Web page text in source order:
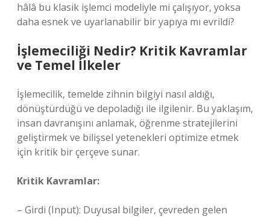
hâlâ bu klasik işlemci modeliyle mi çalışıyor, yoksa
daha esnek ve uyarlanabilir bir yapıya mı evrildi?
İşlemeciliği Nedir? Kritik Kavramlar
ve Temel İlkeler
İşlemecilik, temelde zihnin bilgiyi nasıl aldığı,
dönüştürdüğü ve depoladığı ile ilgilenir. Bu yaklaşım,
insan davranışını anlamak, öğrenme stratejilerini
geliştirmek ve bilişsel yetenekleri optimize etmek
için kritik bir çerçeve sunar.
Kritik Kavramlar:
– Girdi (Input): Duyusal bilgiler, çevreden gelen